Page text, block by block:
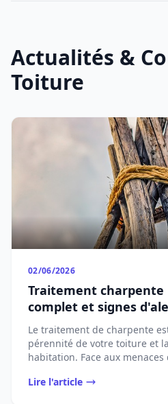
Actualités &
Toiture
02/06/2026
Traitement charpente
complet et signes
Le traitement de charpente
pérennité de votre toiture et
habitation. Face aux menaces
Lire l'article